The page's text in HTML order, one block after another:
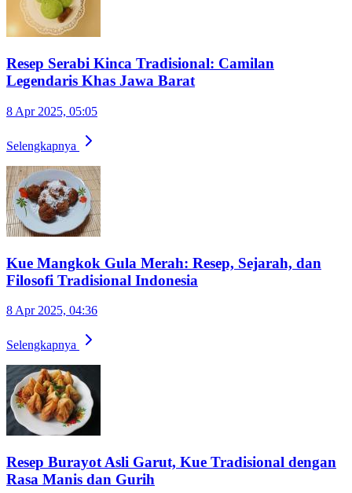
Resep Serabi Kinca Tradisional: Camilan
Legendaris Khas Jawa Barat
8 Apr 2025, 05:05
Selengkapnya
Kue Mangkok Gula Merah: Resep, Sejarah, dan
Filosofi Tradisional Indonesia
8 Apr 2025, 04:36
Selengkapnya
Resep Burayot Asli Garut, Kue Tradisional dengan
Rasa Manis dan Gurih